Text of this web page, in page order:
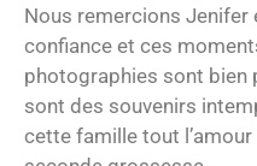
Nous remercions Jenifer
confiance et ces
photographies sont bien
sont des souvenirs
cette famille tout